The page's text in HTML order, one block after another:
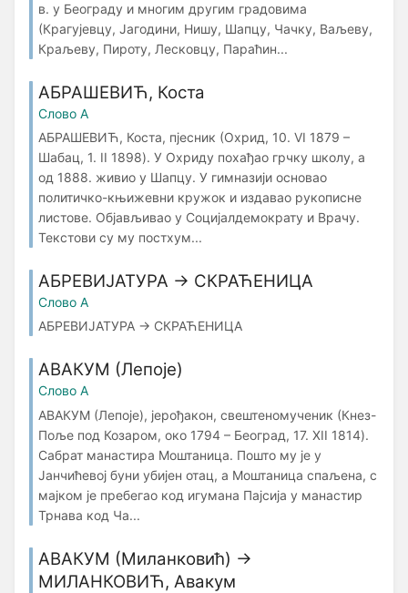
в. у Београду и многим другим градовима
(Крагујевцу, Јагодини, Нишу, Шапцу, Чачку, Ваљеву,
Краљеву, Пироту, Лесковцу, Параћин...
АБРАШЕВИЋ, Коста
Слово А
АБРАШЕВИЋ, Коста, пјесник (Охрид, 10. VI 1879 –
Шабац, 1. II 1898). У Охриду похађао грчку школу, а
од 1888. живио у Шапцу. У гимназији основао
политичко-књижевни кружок и издавао рукописне
листове. Објављивао у Социјалдемократу и Врачу.
Текстови су му постхум...
АБРЕВИЈАТУРА → СКРАЋЕНИЦА
Слово А
АБРЕВИЈАТУРА → СКРАЋЕНИЦА
АВАКУМ (Лепоје)
Слово А
АВАКУМ (Лепоје), јерођакон, свештеномученик (Кнез-
Поље под Козаром, око 1794 – Београд, 17. XII 1814).
Сабрат манастира Моштаницa. Пошто му је у
Јанчићевој буни убијен отац, а Моштаница спаљена, с
мајком је пребегao код игумана Пајсија у манастир
Трнавa код Ча...
АВАКУМ (Миланковић) →
МИЛАНКОВИЋ, Авакум